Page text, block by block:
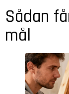
Sådan
mål